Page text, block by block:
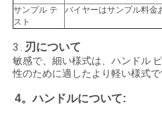
サンプル テ
スト
バイヤーはサンプル料金
3 . 刃について
敏感で、細い様式は、ハンドル
性のために適したより軽い様式で
4。ハンドルについて: